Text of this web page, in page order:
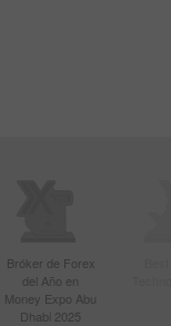
Bróker de Forex
del Año en
Money Expo Abu
Dhabi 2025